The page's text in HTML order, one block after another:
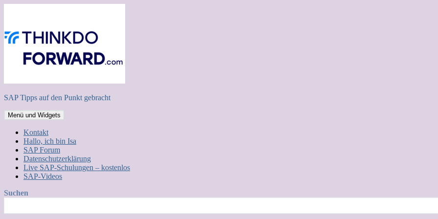
SAP Tipps auf den Punkt gebracht
Menü und Widgets
Kontakt
Hallo, ich bin Isa
SAP Forum
Datenschutzerklärung
Live SAP-Schulungen – kostenlos
SAP-Videos
Suchen